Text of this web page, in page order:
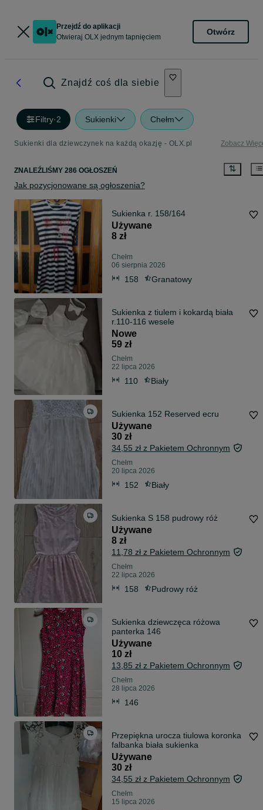
Przejdź do aplikacji
Otwieraj OLX jednym tapnięciem
Otwórz
Znajdź coś dla siebie
Filtry·2 Sukienki Chełm
Sukienki dla dziewczynek na każdą okazję - OLX.pl Zobacz
ZNALEŹLIŚMY 286 OGŁOSZEŃ
Jak pozycjonowane są ogłoszenia?
Sukienka r. 158/164
Używane
8 zł
Chełm
06 sierpnia 2026
158 Granatowy
Sukienka z tiulem i kokardą biała
r.110-116 wesele
Nowe
59 zł
Chełm
22 lipca 2026
110 Biały
Sukienka 152 Reserved ecru
Używane
30 zł
34,55 zł z Pakietem Ochronnym
Chełm
20 lipca 2026
152 Biały
Sukienka S 158 pudrowy róż
Używane
8 zł
11,78 zł z Pakietem Ochronnym
Chełm
22 lipca 2026
158 Pudrowy róż
Sukienka dziewczęca różowa
panterka 146
Używane
10 zł
13,85 zł z Pakietem Ochronnym
Chełm
28 lipca 2026
146
Przepiękna urocza tiulowa koronka
falbanka biała sukienka
Używane
30 zł
34,55 zł z Pakietem Ochronnym
Chełm
15 lipca 2026